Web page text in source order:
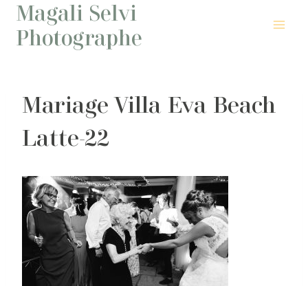
Aller
contenu
Magali Selvi
Photographe
Mariage Villa Eva Beach
Latte-22